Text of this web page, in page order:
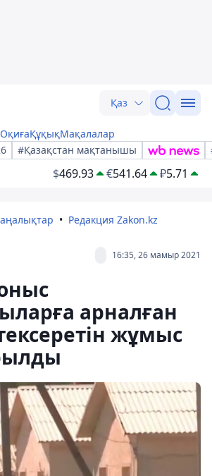
Қаз
ОқиғаҚұқықМақалалар
#Қазақстан мақтанышы
$469.93 €541.64 ₽5.71
Редакция Zakon.kz
16:35, 26 мамыр 2021
арналған
жұмыс